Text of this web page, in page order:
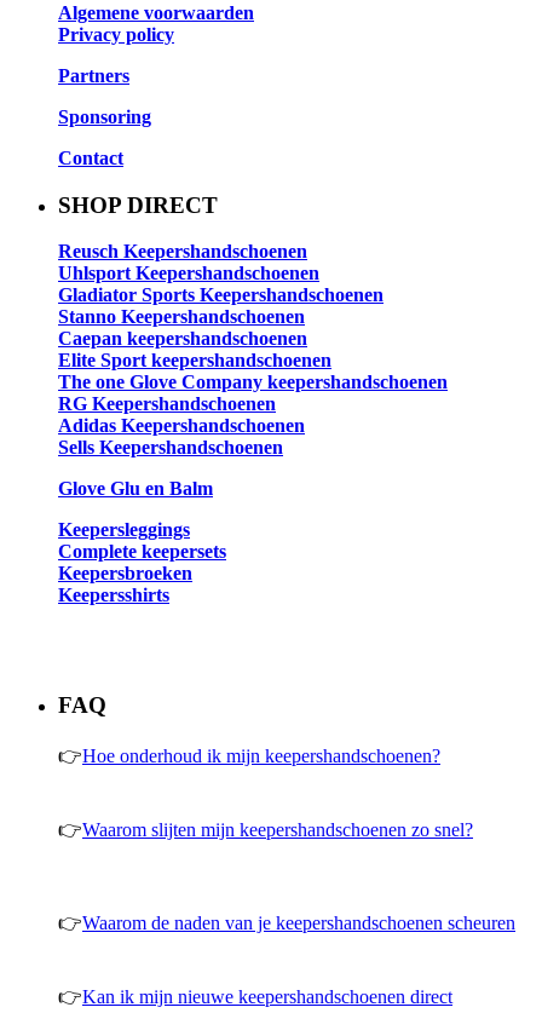
Algemene voorwaarden
Privacy policy
Partners
Sponsoring
Contact
SHOP DIRECT
Reusch Keepershandschoenen
Uhlsport Keepershandschoenen
Gladiator Sports Keepershandschoenen
Stanno Keepershandschoenen
Caepan keepershandschoenen
Elite Sport keepershandschoenen
The one Glove Company keepershandschoenen
RG Keepershandschoenen
Adidas Keepershandschoenen
Sells Keepershandschoenen
Glove Glu en Balm
Keepersleggings
Complete keepersets
Keepersbroeken
Keepersshirts
FAQ
👉Hoe onderhoud ik mijn keepershandschoenen?
👉Waarom slijten mijn keepershandschoenen zo snel?
👉Waarom de naden van je keepershandschoenen scheuren
👉Kan ik mijn nieuwe keepershandschoenen direct